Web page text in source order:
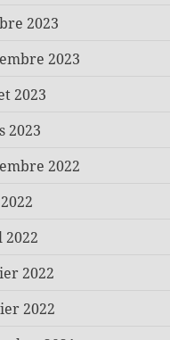
2023
2023
2023
2023
2022
2022
2022